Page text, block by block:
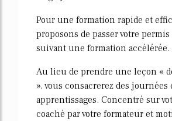
Pour une formation rapide et
proposons de passer votre
suivant une formation accélérée.
Au lieu de prendre une leçon «
», vous consacrerez des journées
apprentissages. Concentré sur
coaché par votre formateur et